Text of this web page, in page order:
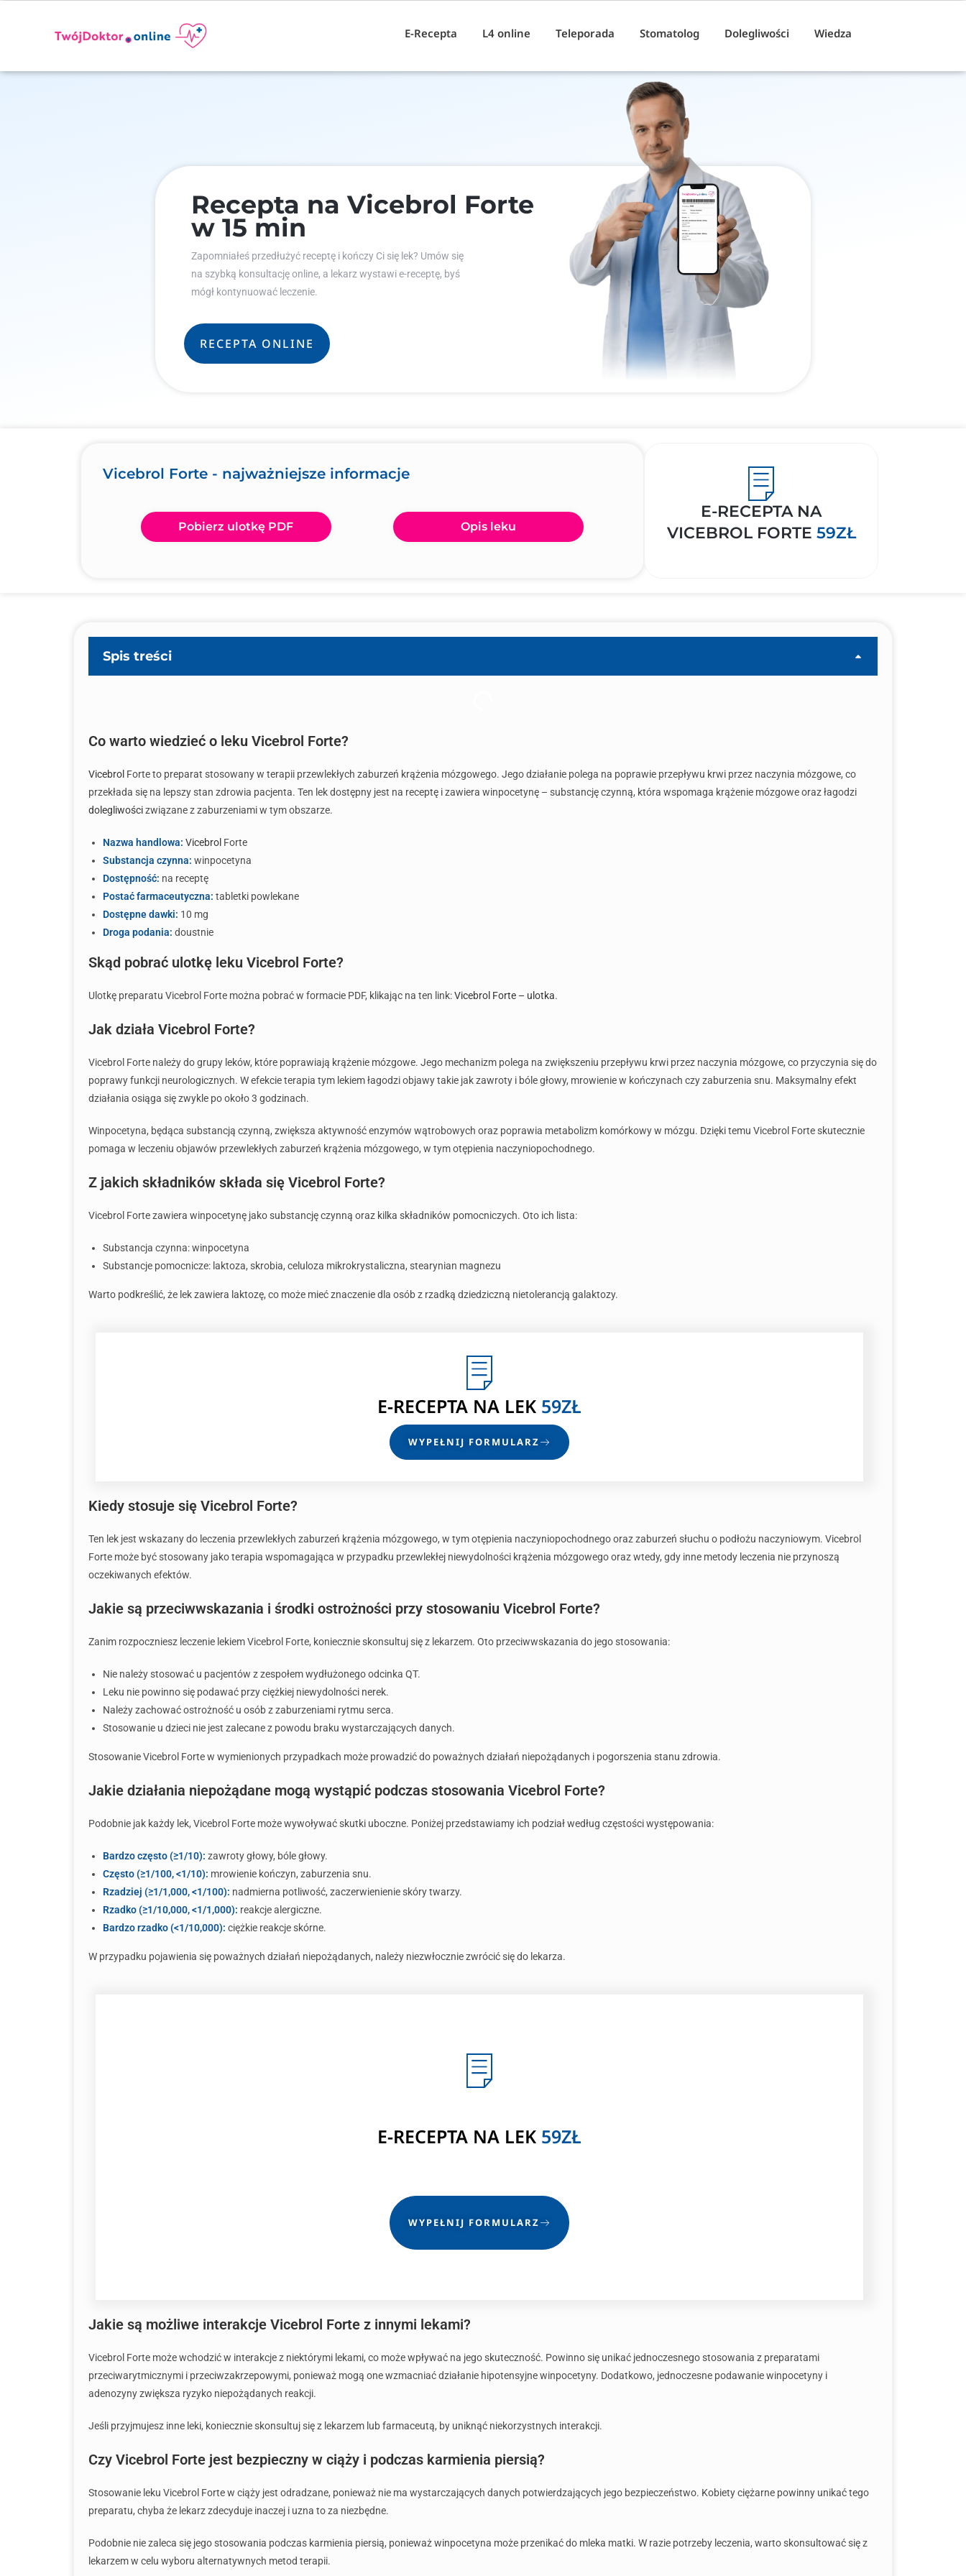
E-Recepta L4 online Teleporada Stomatolog Dolegliwości Wiedza
Recepta na Vicebrol Forte
w 15 min
Zapomniałeś przedłużyć receptę i kończy Ci się lek? Umów się
na szybką konsultację online, a lekarz wystawi e-receptę, byś
mógł kontynuować leczenie.
RECEPTA ONLINE
Vicebrol Forte - najważniejsze informacje
Pobierz ulotkę PDF Opis leku
E-RECEPTA NA
VICEBROL FORTE 59ZŁ
Spis treści
Co warto wiedzieć o leku Vicebrol Forte?
Vicebrol Forte to preparat stosowany w terapii przewlekłych zaburzeń krążenia mózgowego. Jego działanie polega na poprawie przepływu krwi przez naczynia mózgowe, co
przekłada się na lepszy stan zdrowia pacjenta. Ten lek dostępny jest na receptę i zawiera winpocetynę – substancję czynną, która wspomaga krążenie mózgowe oraz łagodzi
dolegliwościzwiązane z zaburzeniami w tym obszarze.
Nazwa handlowa: Vicebrol Forte
Substancja czynna: winpocetyna
Dostępność: na receptę
Postać farmaceutyczna: tabletki powlekane
Dostępne dawki: 10 mg
Droga podania: doustnie
Skąd pobrać ulotkę leku Vicebrol Forte?
Ulotkę preparatu Vicebrol Forte można pobrać w formacie PDF, klikając na ten link:Vicebrol Forte – ulotka.
Jak działa Vicebrol Forte?
Vicebrol Forte należy do grupy leków, które poprawiają krążenie mózgowe. Jego mechanizm polega na zwiększeniu przepływu krwi przez naczynia mózgowe, co przyczynia się do
poprawy funkcji neurologicznych. W efekcie terapia tym lekiem łagodzi objawy takie jak zawroty i bóle głowy, mrowienie w kończynach czy zaburzenia snu. Maksymalny efekt
działania osiąga się zwykle po około 3 godzinach.
Winpocetyna, będąca substancją czynną, zwiększa aktywność enzymów wątrobowych oraz poprawia metabolizm komórkowy w mózgu. Dzięki temu Vicebrol Forte skutecznie
pomaga w leczeniu objawów przewlekłych zaburzeń krążenia mózgowego, w tym otępienia naczyniopochodnego.
Z jakich składników składa się Vicebrol Forte?
Vicebrol Forte zawiera winpocetynę jako substancję czynną oraz kilka składników pomocniczych. Oto ich lista:
Substancja czynna: winpocetyna
Substancje pomocnicze: laktoza, skrobia, celuloza mikrokrystaliczna, stearynian magnezu
Warto podkreślić, że lek zawiera laktozę, co może mieć znaczenie dla osób z rzadką dziedziczną nietolerancją galaktozy.
E-RECEPTA NA LEK 59ZŁ
WYPEŁNIJ FORMULARZ
Kiedy stosuje się Vicebrol Forte?
Ten lek jest wskazany do leczenia przewlekłych zaburzeń krążenia mózgowego, w tym otępienia naczyniopochodnego oraz zaburzeń słuchu o podłożu naczyniowym. Vicebrol
Forte może być stosowany jako terapia wspomagająca w przypadku przewlekłej niewydolności krążenia mózgowego oraz wtedy, gdy inne metody leczenia nie przynoszą
oczekiwanych efektów.
Jakie są przeciwwskazania i środki ostrożności przy stosowaniu Vicebrol Forte?
Zanim rozpoczniesz leczenie lekiem Vicebrol Forte, koniecznie skonsultuj się z lekarzem. Oto przeciwwskazania do jego stosowania:
Nie należy stosować u pacjentów z zespołem wydłużonego odcinka QT.
Leku nie powinno się podawać przy ciężkiej niewydolności nerek.
Należy zachować ostrożność u osób z zaburzeniami rytmu serca.
Stosowanie u dzieci nie jest zalecane z powodu braku wystarczających danych.
Stosowanie Vicebrol Forte w wymienionych przypadkach może prowadzić do poważnych działań niepożądanych i pogorszenia stanu zdrowia.
Jakie działania niepożądane mogą wystąpić podczas stosowania Vicebrol Forte?
Podobnie jak każdy lek, Vicebrol Forte może wywoływać skutki uboczne. Poniżej przedstawiamy ich podział według częstości występowania:
Bardzo często (≥1/10): zawroty głowy, bóle głowy.
Często (≥1/100, <1/10): mrowienie kończyn, zaburzenia snu.
Rzadziej (≥1/1,000, <1/100): nadmierna potliwość, zaczerwienienie skóry twarzy.
Rzadko (≥1/10,000, <1/1,000): reakcje alergiczne.
Bardzo rzadko (<1/10,000): ciężkie reakcje skórne.
W przypadku pojawienia się poważnych działań niepożądanych, należy niezwłocznie zwrócić się do lekarza.
E-RECEPTA NA LEK 59ZŁ
WYPEŁNIJ FORMULARZ
Jakie są możliwe interakcje Vicebrol Forte z innymi lekami?
Vicebrol Forte może wchodzić w interakcje z niektórymi lekami, co może wpływać na jego skuteczność. Powinno się unikać jednoczesnego stosowania z preparatami
przeciwarytmicznymi i przeciwzakrzepowymi, ponieważ mogą one wzmacniać działanie hipotensyjne winpocetyny. Dodatkowo, jednoczesne podawanie winpocetyny i
adenozyny zwiększa ryzyko niepożądanych reakcji.
Jeśli przyjmujesz inne leki, koniecznie skonsultuj się z lekarzem lub farmaceutą, by uniknąć niekorzystnych interakcji.
Czy Vicebrol Forte jest bezpieczny w ciąży i podczas karmienia piersią?
Stosowanie leku Vicebrol Forte w ciąży jest odradzane, ponieważ nie ma wystarczających danych potwierdzających jego bezpieczeństwo. Kobiety ciężarne powinny unikać tego
preparatu, chyba że lekarz zdecyduje inaczej i uzna to za niezbędne.
Podobnie nie zaleca się jego stosowania podczas karmienia piersią, ponieważ winpocetyna może przenikać do mleka matki. W razie potrzeby leczenia, warto skonsultować się z
lekarzem w celu wyboru alternatywnych metod terapii.